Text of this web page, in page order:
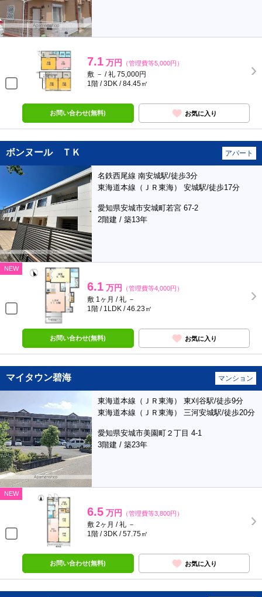
7.1 万円 （管理費等5,000円）
敷 － / 礼 75,000円
1階 / 3DK / 84.45㎡
お問い合わせ(無料) お気に入り
ボンヌール ＴＫ アパート
名鉄西尾線 南安城駅/徒歩3分
東海道本線（ＪＲ東海） 安城駅/徒歩17分
愛知県安城市安城町若宮 67-2
2階建 / 築13年
NEW
6.1 万円 （管理費等4,000円）
敷 1ヶ月 / 礼 －
1階 / 1LDK / 46.23㎡
お問い合わせ(無料) お気に入り
マイタウン碧海 マンション
東海道本線（ＪＲ東海） 東刈谷駅/徒歩9分
東海道本線（ＪＲ東海） 三河安城駅/徒歩20分
愛知県安城市美園町２丁目 4-1
3階建 / 築23年
NEW
6.5 万円 （管理費等3,800円）
敷 2ヶ月 / 礼 －
1階 / 3DK / 57.75㎡
お問い合わせ(無料) お気に入り